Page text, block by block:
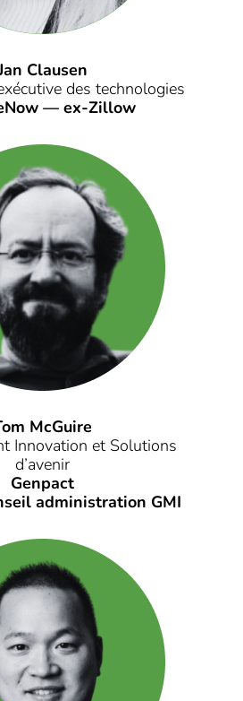
Clausen
des technologies
— ex-Zillow
McGuire
Innovation et Solutions
d’avenir
Genpact
administration GMI